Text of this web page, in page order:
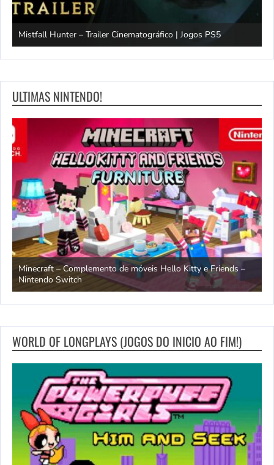
Mistfall Hunter – Trailer Cinematográfico | Jogos PS5
ULTIMAS NINTENDO!
Minecraft – Complemento de móveis Hello Kitty e Friends –
Nintendo Switch
WORLD OF LONGPLAYS (JOGOS DO INICIO AO FIM!)